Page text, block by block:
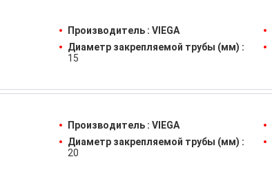
Производитель : VIEGA
Диаметр закрепляемой трубы (мм) :
15
Производитель : VIEGA
Диаметр закрепляемой трубы (мм) :
20